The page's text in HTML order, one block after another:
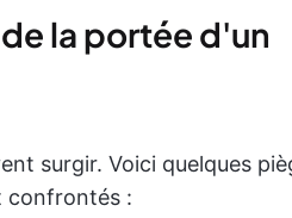
la portée d'un
surgir. Voici quelques
confrontés :